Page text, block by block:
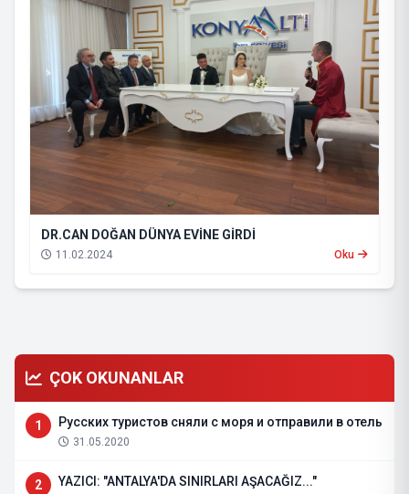
DR.CAN DOĞAN DÜNYA EVİNE GİRDİ
11.02.2024 Oku
ÇOK OKUNANLAR
1 Русских туристов сняли с моря и отправили в отель
31.05.2020
2 YAZICI: "ANTALYA'DA SINIRLARI AŞACAĞIZ..."